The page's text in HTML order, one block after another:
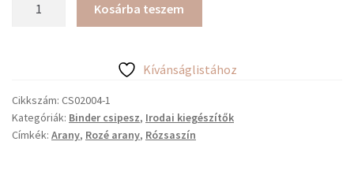
Kosárba teszem
Kívánságlistához
Cikkszám: CS02004-1
Kategóriák: Binder csipesz, Irodai kiegészítők
Címkék: Arany, Rozé arany, Rózsaszín